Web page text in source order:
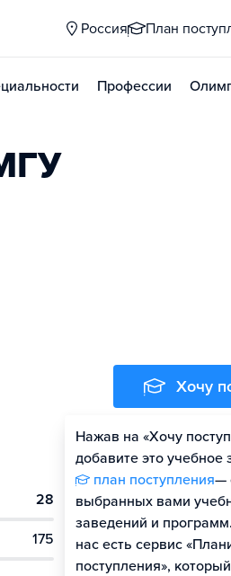
Россия План
Профессии
28
175
Хочу
Нажав на «Хочу
добавите это учебное
план поступления—
выбранных вами
заведений и
нас есть сервис
поступления»,
Оценить
Гайд по